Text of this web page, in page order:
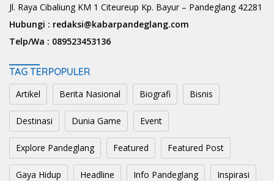
Jl. Raya Cibaliung KM 1 Citeureup Kp. Bayur – Pandeglang 42281
Hubungi : redaksi@kabarpandeglang.com
Telp/Wa : 089523453136
TAG TERPOPULER
Artikel Berita Nasional Biografi Bisnis
Destinasi Dunia Game Event
Explore Pandeglang Featured Featured Post
Gaya Hidup Headline Info Pandeglang Inspirasi